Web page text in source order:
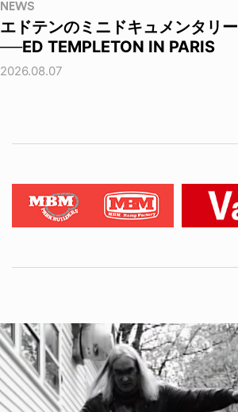
NEWS
エドテンのミニドキュメンタリー
──ED TEMPLETON IN PARIS
2026.08.07